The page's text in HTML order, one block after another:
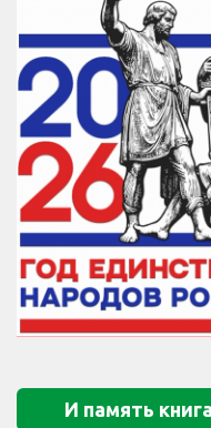
И память